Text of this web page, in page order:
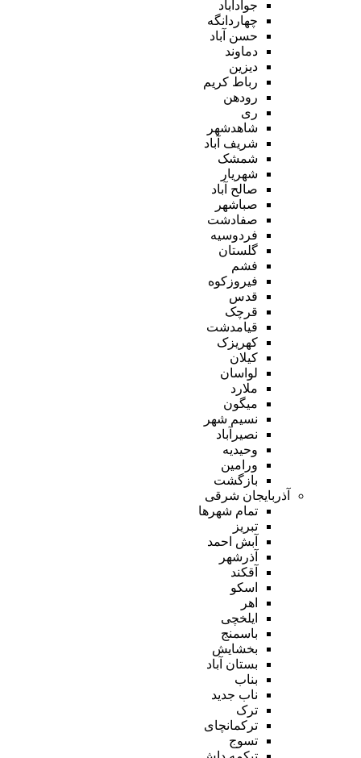
جوادآباد
چهاردانگه
حسن آباد
دماوند
دیزین
رباط کریم
رودهن
ری
شاهدشهر
شریف آباد
شمشک
شهریار
صالح آباد
صباشهر
صفادشت
فردوسیه
گلستان
فشم
فیروزکوه
قدس
قرچک
قیامدشت
کهریزک
کیلان
لواسان
ملارد
میگون
نسیم شهر
نصیرآباد
وحیدیه
ورامین
بازگشت
آذربایجان شرقی
تمام شهر‌ها
تبریز
آبش احمد
آذرشهر
آقکند
اسکو
اهر
ایلخچی
باسمنج
بخشایش
بستان آباد
بناب
ناب جدید
ترک
ترکمانچای
تسوج